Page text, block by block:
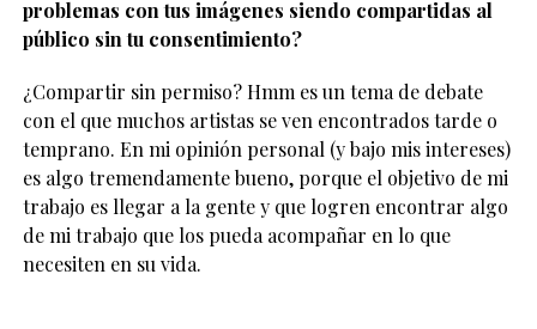
problemas con tus imágenes siendo compartidas al
público sin tu consentimiento?
¿Compartir sin permiso? Hmm es un tema de debate
con el que muchos artistas se ven encontrados tarde o
temprano. En mi opinión personal (y bajo mis intereses)
es algo tremendamente bueno, porque el objetivo de mi
trabajo es llegar a la gente y que logren encontrar algo
de mi trabajo que los pueda acompañar en lo que
necesiten en su vida.